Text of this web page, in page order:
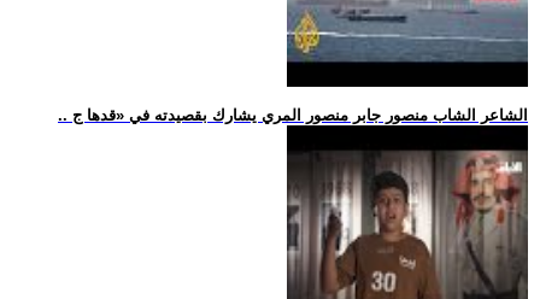
.. الشاعر الشاب منصور جابر منصور المري يشارك بقصيدته في «قدها ج